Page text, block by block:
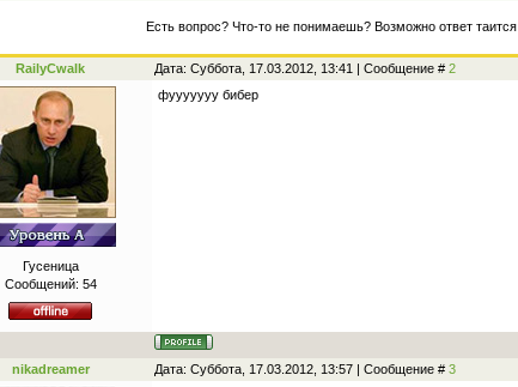
Есть вопрос? Что-то не понимаешь? Возможно ответ таится
RailyCwalk Дата: Суббота, 17.03.2012, 13:41 | Сообщение # 2
Гусеница
Сообщений: 54
фууууууу бибер
nikadreamer Дата: Суббота, 17.03.2012, 13:57 | Сообщение # 3